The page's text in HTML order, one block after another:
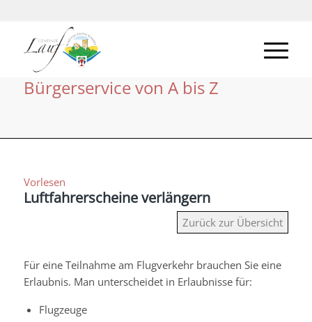
Bürgerservice von A bis Z
Vorlesen
Luftfahrerscheine verlängern
Zurück zur Übersicht
Für eine Teilnahme am Flugverkehr brauchen Sie eine
Erlaubnis. Man unterscheidet in Erlaubnisse für:
Flugzeuge